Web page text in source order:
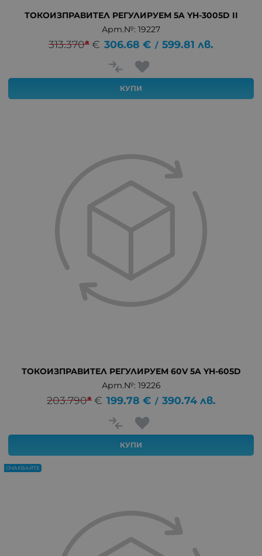
ТОКОИЗПРАВИТЕЛ РЕГУЛИРУЕМ 5A YH-3005D II
Арт.№: 19227
313.370*€ 306.68 € / 599.81 лв.
КУПИ
ТОКОИЗПРАВИТЕЛ РЕГУЛИРУЕМ 60V 5A YH-605D
Арт.№: 19226
203.790* € 199.78 € / 390.74 лв.
КУПИ
ОЧАКВАЙТЕ